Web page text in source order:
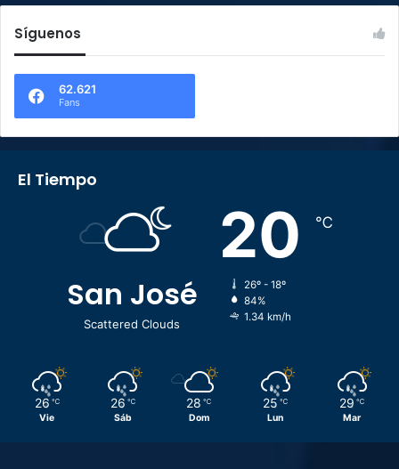
Síguenos
62.621
Fans
El Tiempo
San José
Scattered Clouds
20 ℃
26º - 18º
84%
1.34 km/h
26 ℃
Vie
26 ℃
Sáb
28 ℃
Dom
25 ℃
Lun
29 ℃
Mar